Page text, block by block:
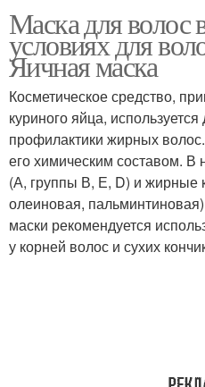
Маска для волос
условиях для
Яичная маска
Косметическое средство,
куриного яйца,
профилактики жирных
его химическим составом.
(А, группы В, Е, D) и жирные
олеиновая,
маски рекомендуется
у корней волос и сухих